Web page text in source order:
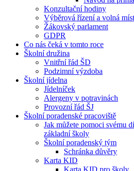
Konzultační hodiny
Výběrová řízení a volná
Žákovský parlament
GDPR
Co nás čeká v tomto roce
Školní družina
Vnitřní řád ŠD
Podzimní výzdoba
Školní jídelna
Jídelníček
Alergeny v potravinách
Provozní řád ŠJ
Školní poradenské pracoviště
Jak můžete pomoci svému
základní školy
Školní poradenský tým
Schránka důvěry
Karta KID
Karta KID pro školy